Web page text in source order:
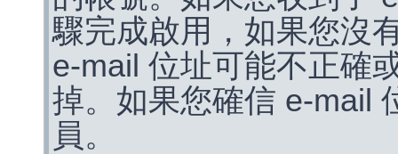
驟完成啟用，如果您沒
e-mail 位址可能不正確
掉。如果您確信 e-mail
員。